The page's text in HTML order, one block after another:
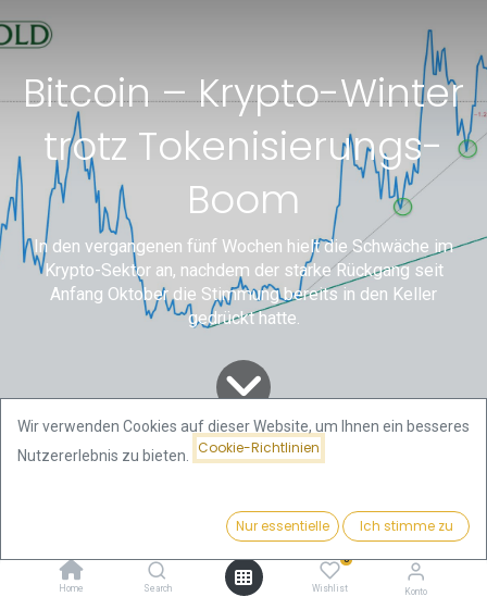
Home Search
0
Wishlist Konto
Bitcoin – Krypto-Winter
trotz Tokenisierungs-
Boom
In den vergangenen fünf Wochen hielt die Schwäche im
Krypto-Sektor an, nachdem der starke Rückgang seit
Anfang Oktober die Stimmung bereits in den Keller
gedrückt hatte.
1. Rückblick
Wir verwenden Cookies auf dieser Website, um Ihnen ein besseres
Nutzererlebnis zu bieten.
Cookie-Richtlinien
Nur essentielle Ich stimme zu